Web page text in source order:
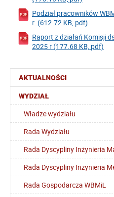
AKTUALNOŚCI
WYDZIAŁ
Władze wydziału
Rada Wydziału
Rada Dyscypliny Inżynieria
Rada Dyscypliny Inżynieria
Rada Gospodarcza WBMiL
Podział pracowników
r. (612.72 KB, pdf)
Raport z działań Komisji
2025 r (177.68 KB, pdf)